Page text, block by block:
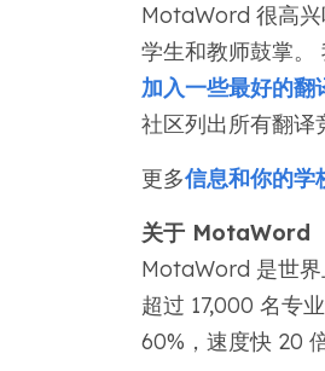
MotaWord 很高兴
学生和教师鼓掌。
加入一些最好的翻
社区列出所有翻译
更多信息和你的学
关于 MotaWord
MotaWord 是世界
超过 17,000 名专
60%，速度快 20 倍